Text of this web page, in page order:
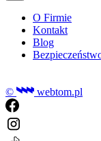
O Firmie
Kontakt
Blog
© webtom.pl